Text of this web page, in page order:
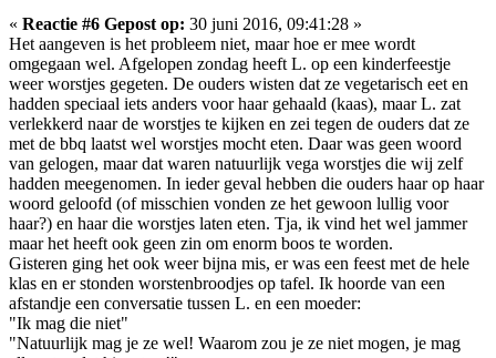
« Reactie #6 Gepost op: 30 juni 2016, 09:41:28 »
Het aangeven is het probleem niet, maar hoe er mee wordt
omgegaan wel. Afgelopen zondag heeft L. op een kinderfeestje
weer worstjes gegeten. De ouders wisten dat ze vegetarisch eet en
hadden speciaal iets anders voor haar gehaald (kaas), maar L. zat
verlekkerd naar de worstjes te kijken en zei tegen de ouders dat ze
met de bbq laatst wel worstjes mocht eten. Daar was geen woord
van gelogen, maar dat waren natuurlijk vega worstjes die wij zelf
hadden meegenomen. In ieder geval hebben die ouders haar op haar
woord geloofd (of misschien vonden ze het gewoon lullig voor
haar?) en haar die worstjes laten eten. Tja, ik vind het wel jammer
maar het heeft ook geen zin om enorm boos te worden.
Gisteren ging het ook weer bijna mis, er was een feest met de hele
klas en er stonden worstenbroodjes op tafel. Ik hoorde van een
afstandje een conversatie tussen L. en een moeder:
"Ik mag die niet"
"Natuurlijk mag je ze wel! Waarom zou je ze niet mogen, je mag